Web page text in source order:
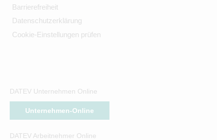
Barrierefreiheit
Datenschutzerklärung
Cookie-Einstellungen prüfen
DATEV Unternehmen Online
Unternehmen-Online
DATEV Arbeitnehmer Online